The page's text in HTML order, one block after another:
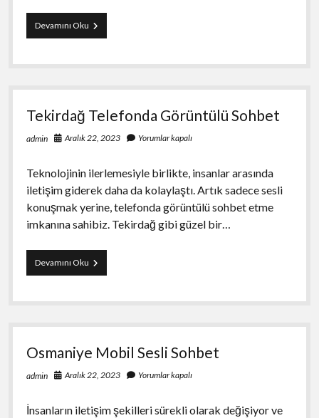
Devamını Oku1
TL
Grivna
Ykpaiha
TL_
Tekirdağ Telefonda Görüntülü Sohbet
admin Aralık 22, 2023 Yorumlar kapalı
Teknolojinin ilerlemesiyle birlikte, insanlar arasında
iletişim giderek daha da kolaylaştı. Artık sadece sesli
konuşmak yerine, telefonda görüntülü sohbet etme
imkanına sahibiz. Tekirdağ gibi güzel bir…
Devamını OkuTekirdağ
Telefonda
Sohbet
Osmaniye Mobil Sesli Sohbet
admin Aralık 22, 2023 Yorumlar kapalı
İnsanların iletişim şekilleri sürekli olarak değişiyor ve